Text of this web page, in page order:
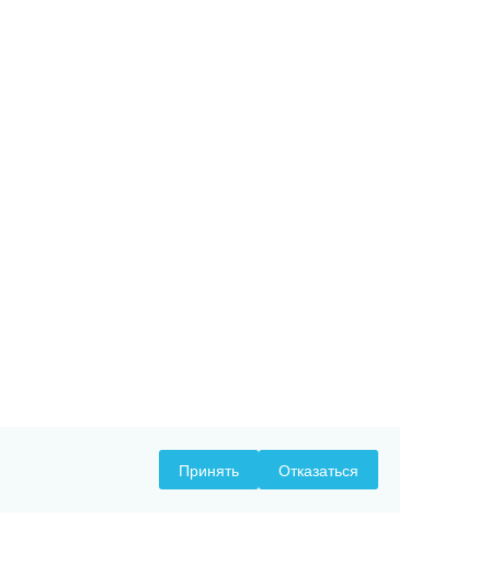
Принять Отказаться